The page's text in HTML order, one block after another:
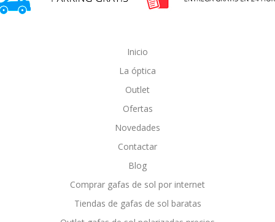
Inicio
La óptica
Outlet
Ofertas
Novedades
Contactar
Blog
Comprar gafas de sol por internet
Tiendas de gafas de sol baratas